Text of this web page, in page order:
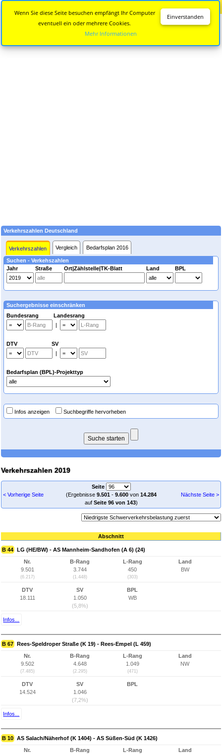
Verkehrszahlen Deutschland
Verkehrszahlen Vergleich Bedarfsplan 2016
Suchen - Verkehszahlen
Jahr
Straße Ort|Zählstelle|TK-Blatt Land BPL
Suchergebnisse einschränken
Bundesrang Landesrang
|
DTV SV
|
Bedarfsplan (BPL)-Projekttyp
Infos anzeigen Suchbegriffe hervorheben
Verkehrszahlen 2019
< Vorherige Seite
Seite
(Ergebnisse 9.501- 9.600von 14.284
auf Seite 96 von 143)
Nächste Seite >
Abschnitt
B 44 LG (HE/BW) - AS Mannheim-Sandhofen (A 6) (24)
Nr.
9.501
(6.217)
B-Rang
3.744
(1.448)
L-Rang
450
(303)
Land
BW
DTV
18.111
SV
1.050
(5,8%)
BPL
WB
Infos...
B 67 Rees-Speldroper Straße (K 19) - Rees-Empel (L 459)
Nr.
9.502
(7.485)
B-Rang
4.648
(2.295)
L-Rang
1.049
(471)
Land
NW
DTV
14.524
SV
1.046
(7,2%)
BPL
Infos...
B 10 AS Salach/Näherhof (K 1404) - AS Süßen-Süd (K 1426)
Nr.
B-Rang
L-Rang
Land
Einverstanden
Wenn Sie diese Seite besuchen empfängt Ihr Computer
eventuell ein oder mehrere Cookies.
Mehr Informationen